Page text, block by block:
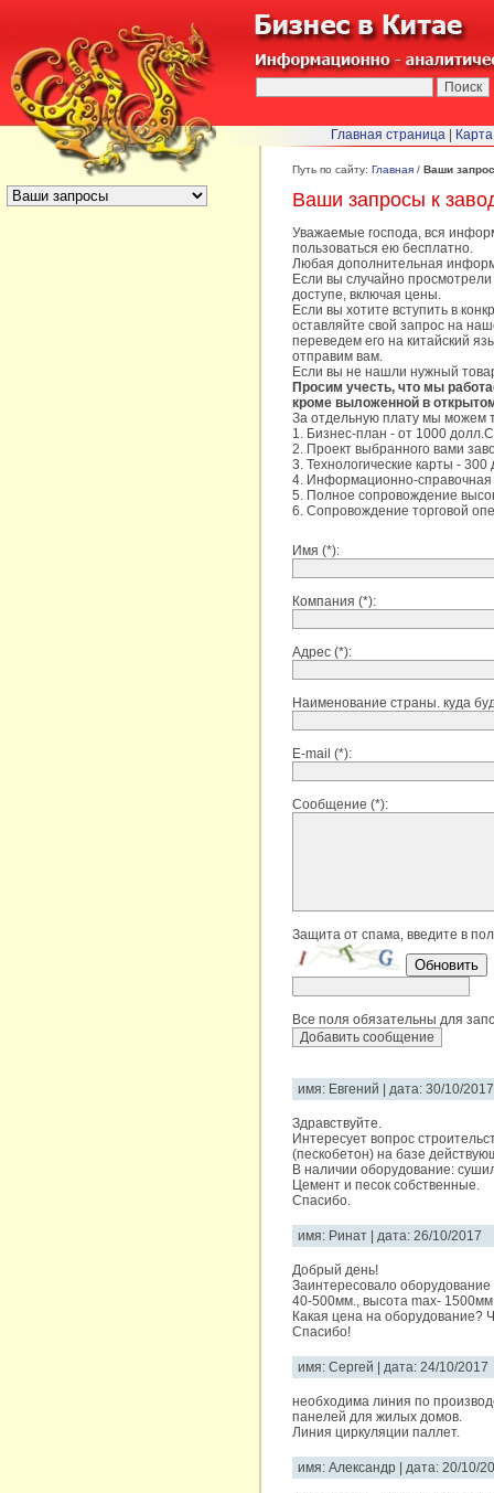
БЫСТРЫЙ ПЕРЕХОД : Путь по сайту: Главная / Ваши
Ваши запросы к
Уважаемые господа, вся
пользоваться ею бесплатно.
Любая дополнительная
Если вы случайно
доступе, включая цены.
Если вы хотите вступить в
оставляйте свой запрос на
переведем его на китайский
отправим вам.
Если вы не нашли нужный
Просим учесть, что мы
кроме выложенной в
За отдельную плату мы можем
1. Бизнес-план - от 1000
2. Проект выбранного вами
3. Технологические карты -
4. Информационно-
5. Полное сопровождение
6. Сопровождение торговой
Имя (*):
Компания (*):
Адрес (*):
Наименование страны. куда
E-mail (*):
Сообщение (*):
Защита от спама, введите в
Обновить
Все поля обязательны для
имя: Евгений | дата: 30/10/2017
Здравствуйте.
Интересует вопрос
(пескобетон) на базе
В наличии оборудование:
Цемент и песок собственные.
Спасибо.
имя: Ринат | дата: 26/10/2017
Добрый день!
Заинтересовало
40-500мм., высота max-
Какая цена на оборудование?
Спасибо!
имя: Сергей | дата: 24/10/2017
необходима линия по
панелей для жилых домов.
Линия циркуляции паллет.
имя: Александр | дата: 20/10/
Главная страница